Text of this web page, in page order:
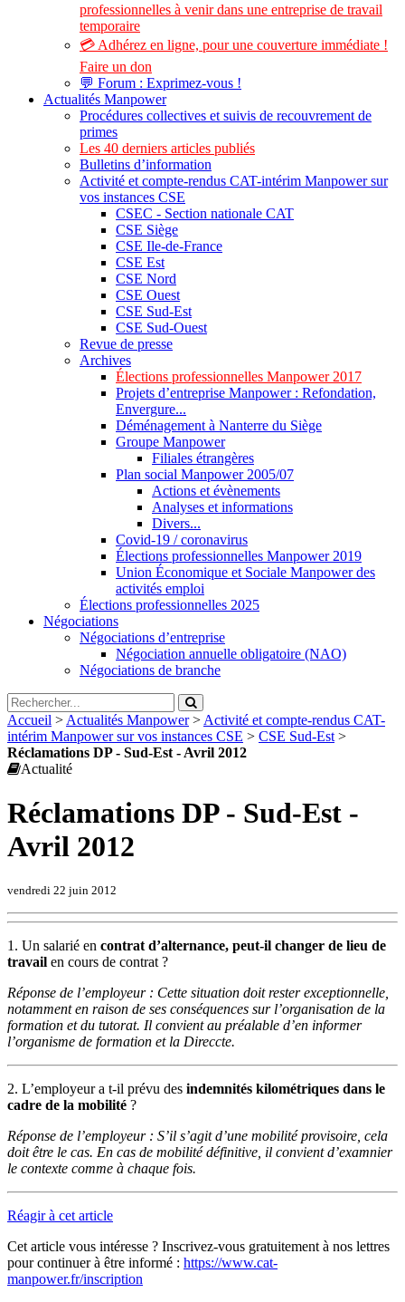
professionnelles à venir dans une entreprise de travail
temporaire
💳 Adhérez en ligne, pour une couverture immédiate !
Faire un don
💬 Forum : Exprimez-vous !
Actualités Manpower
Procédures collectives et suivis de recouvrement de
primes
Les 40 derniers articles publiés
Bulletins d’information
Activité et compte-rendus CAT-intérim Manpower sur
vos instances CSE
CSEC - Section nationale CAT
CSE Siège
CSE Ile-de-France
CSE Est
CSE Nord
CSE Ouest
CSE Sud-Est
CSE Sud-Ouest
Revue de presse
Archives
Élections professionnelles Manpower 2017
Projets d’entreprise Manpower : Refondation,
Envergure...
Déménagement à Nanterre du Siège
Groupe Manpower
Filiales étrangères
Plan social Manpower 2005/07
Actions et évènements
Analyses et informations
Divers...
Covid-19 / coronavirus
Élections professionnelles Manpower 2019
Union Économique et Sociale Manpower des
activités emploi
Élections professionnelles 2025
Négociations
Négociations d’entreprise
Négociation annuelle obligatoire (NAO)
Négociations de branche
Accueil > Actualités Manpower> Activité et compte-rendus CAT-
intérim Manpower sur vos instances CSE > CSE Sud-Est >
Réclamations DP - Sud-Est - Avril 2012
Actualité
Réclamations DP - Sud-Est -
Avril 2012
vendredi 22 juin 2012
1. Un salarié en contrat d’alternance, peut-il changer de lieu de
travail en cours de contrat ?
Réponse de l’employeur : Cette situation doit rester exceptionnelle,
notamment en raison de ses conséquences sur l’organisation de la
formation et du tutorat. Il convient au préalable d’en informer
l’organisme de formation et la Direccte.
2. L’employeur a t-il prévu des indemnités kilométriques dans le
cadre de la mobilité ?
Réponse de l’employeur : S’il s’agit d’une mobilité provisoire, cela
doit être le cas. En cas de mobilité définitive, il convient d’examnier
le contexte comme à chaque fois.
Réagir à cet article
Cet article vous intéresse ? Inscrivez-vous gratuitement à nos lettres
pour continuer à être informé : https://www.cat-
manpower.fr/inscription